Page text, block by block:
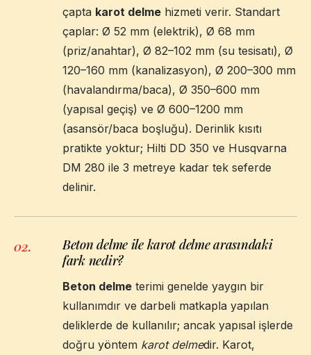
çapta karot delme hizmeti verir. Standart
çaplar: Ø 52 mm (elektrik), Ø 68 mm
(priz/anahtar), Ø 82–102 mm (su tesisatı), Ø
120–160 mm (kanalizasyon), Ø 200–300 mm
(havalandırma/baca), Ø 350–600 mm
(yapısal geçiş) ve Ø 600–1200 mm
(asansör/baca boşluğu). Derinlik kısıtı
pratikte yoktur; Hilti DD 350 ve Husqvarna
DM 280 ile 3 metreye kadar tek seferde
delinir.
02.
Beton delme ile karot delme arasındaki
fark nedir?
Beton delme terimi genelde yaygın bir
kullanımdır ve darbeli matkapla yapılan
deliklerde de kullanılır; ancak yapısal işlerde
doğru yöntem karot delmedir. Karot,